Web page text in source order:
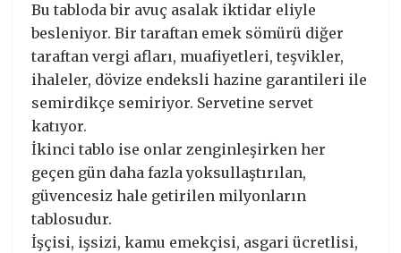
Bu tabloda bir avuç asalak iktidar eliyle
besleniyor. Bir taraftan emek sömürü diğer
taraftan vergi afları, muafiyetleri, teşvikler,
ihaleler, dövize endeksli hazine garantileri ile
semirdikçe semiriyor. Servetine servet
katıyor.
İkinci tablo ise onlar zenginleşirken her
geçen gün daha fazla yoksullaştırılan,
güvencesiz hale getirilen milyonların
tablosudur.
İşçisi, işsizi, kamu emekçisi, asgari ücretlisi,